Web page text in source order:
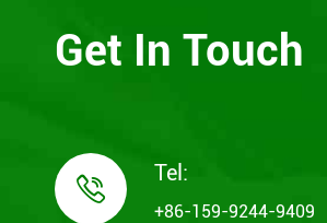
Get In Touch
 Tel:
+86-159-9244-9409